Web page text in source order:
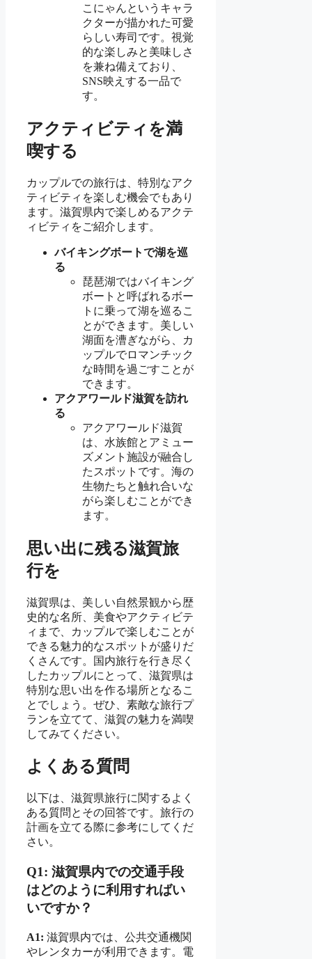
こにゃんというキャラ
クターが描かれた可愛
らしい寿司です。視覚
的な楽しみと美味しさ
を兼ね備えており、
SNS映えする一品で
す。
アクティビティを満
喫する
カップルでの旅行は、特別なアク
ティビティを楽しむ機会でもあり
ます。滋賀県内で楽しめるアクテ
ィビティをご紹介します。
バイキングボートで湖を巡
る
琵琶湖ではバイキング
ボートと呼ばれるボー
トに乗って湖を巡るこ
とができます。美しい
湖面を漕ぎながら、カ
ップルでロマンチック
な時間を過ごすことが
できます。
アクアワールド滋賀を訪れ
る
アクアワールド滋賀
は、水族館とアミュー
ズメント施設が融合し
たスポットです。海の
生物たちと触れ合いな
がら楽しむことができ
ます。
思い出に残る滋賀旅
行を
滋賀県は、美しい自然景観から歴
史的な名所、美食やアクティビテ
ィまで、カップルで楽しむことが
できる魅力的なスポットが盛りだ
くさんです。国内旅行を行き尽く
したカップルにとって、滋賀県は
特別な思い出を作る場所となるこ
とでしょう。ぜひ、素敵な旅行プ
ランを立てて、滋賀の魅力を満喫
してみてください。
よくある質問
以下は、滋賀県旅行に関するよく
ある質問とその回答です。旅行の
計画を立てる際に参考にしてくだ
さい。
Q1: 滋賀県内での交通手段
はどのように利用すればい
いですか？
A1: 滋賀県内では、公共交通機関
やレンタカーが利用できます。電